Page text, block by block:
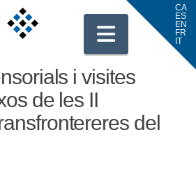
i visites
de les II
del